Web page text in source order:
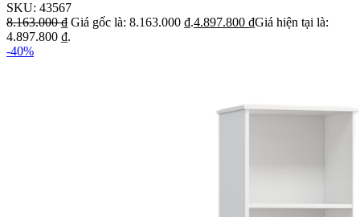
SKU: 43567
8.163.000₫ Giá gốc là: 8.163.000 ₫.4.897.800 ₫Giá hiện tại là:
4.897.800 ₫.
-40%